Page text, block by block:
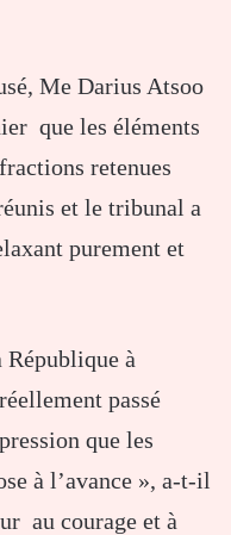
Me Darius Atsoo
que les éléments
retenues
et le tribunal a
purement et
République à
passé
que les
à l’avance », a-t-il
au courage et à